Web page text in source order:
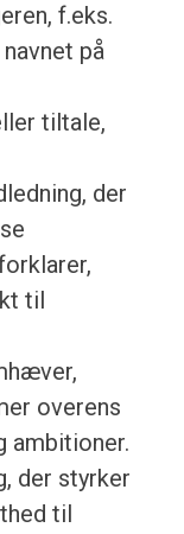
f.eks.
på
tiltale,
der
til
overens
ambitioner.
der styrker
til